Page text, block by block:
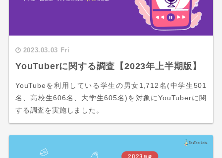
2023.03.03 Fri
YouTuberに関する調査【2023年上半期版】
YouTubeを利用している学生の男女1,712名(中学生501
名、高校生606名、大学生605名)を対象にYouTuberに関
する調査を実施しました。